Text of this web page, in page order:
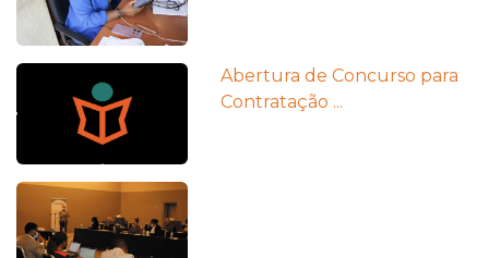
Abertura de Concurso para
Contratação ...